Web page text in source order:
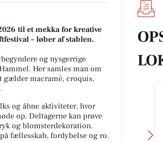
til et mekka for kreative
– løber af stablen.
og nysgerrige
Her samles man om
gælder macramé, croquis,
og åbne aktiviteter, hvor
op. Deltagerne kan prøve
og blomsterdekoration.
fællesskab, fordybelse og ro.